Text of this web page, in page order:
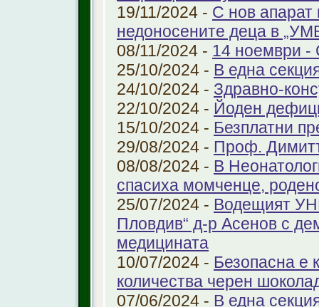
19/11/2024 - С нов
недоносените деца в
08/11/2024 - 14 ноември -
25/10/2024 - В една
24/10/2024 - Здравно-
22/10/2024 - Йоден
15/10/2024 - Безплатни
29/08/2024 - Проф.
08/08/2024 - В
спасиха момченце,
25/07/2024 - Водещият
Пловдив“ д-р Асенов с
медицината
10/07/2024 - Безопасна е
количества черен
07/06/2024 - В една